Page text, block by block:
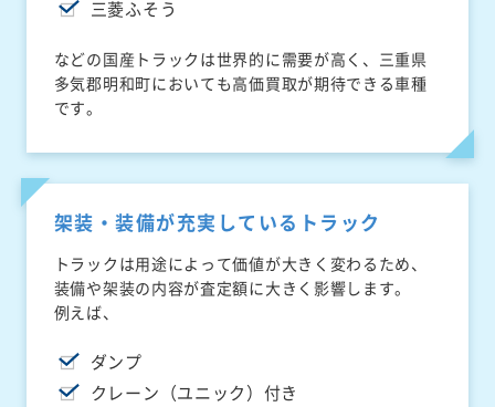
三菱ふそう
などの国産トラックは世界的に需要が高く、三重県
多気郡明和町においても高価買取が期待できる車種
です。
架装・装備が充実しているトラック
トラックは用途によって価値が大きく変わるため、
装備や架装の内容が査定額に大きく影響します。
例えば、
ダンプ
クレーン（ユニック）付き